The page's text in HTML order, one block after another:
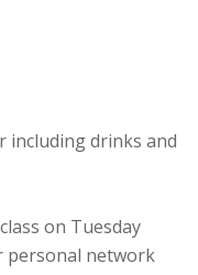
including drinks and
on Tuesday
personal network